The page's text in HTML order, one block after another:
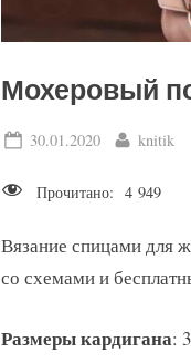
Мохеровый
Posted
30.01.2020 By
knitik
Прочитано: 4 949
Вязание спицами для
со схемами и
Размеры кардигана: